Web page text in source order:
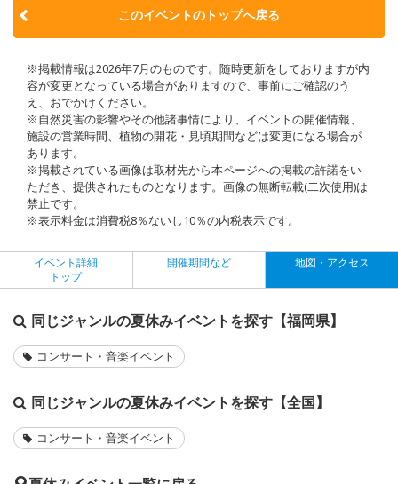
このイベントのトップへ戻る
※掲載情報は2026年7月のものです。随時更新をしておりますが内
容が変更となっている場合がありますので、事前にご確認のう
え、おでかけください。
※自然災害の影響やその他諸事情により、イベントの開催情報、
施設の営業時間、植物の開花・見頃期間などは変更になる場合が
あります。
※掲載されている画像は取材先から本ページへの掲載の許諾をい
ただき、提供されたものとなります。画像の無断転載(二次使用)は
禁止です。
※表示料金は消費税8％ないし10％の内税表示です。
イベント詳細
トップ
開催期間など 地図・アクセス
同じジャンルの夏休みイベントを探す【福岡県】
コンサート・音楽イベント
同じジャンルの夏休みイベントを探す【全国】
コンサート・音楽イベント